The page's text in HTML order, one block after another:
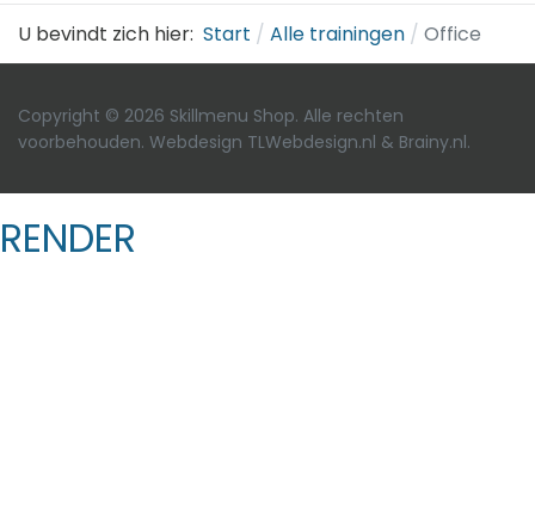
U bevindt zich hier: Start Alle trainingen Office
Copyright © 2026 Skillmenu Shop. Alle rechten
voorbehouden. Webdesign TLWebdesign.nl & Brainy.nl.
RENDER